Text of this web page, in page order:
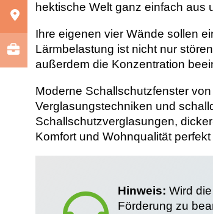
hektische Welt ganz einfach aus
Ihre eigenen vier Wände sollen
Lärmbelastung ist nicht nur
außerdem die Konzentration
Moderne Schallschutzfenster
Verglasungstechniken und
Schallschutzverglasungen,
Komfort und Wohnqualität perfekt
Hinweis: Wird
Förderung zu